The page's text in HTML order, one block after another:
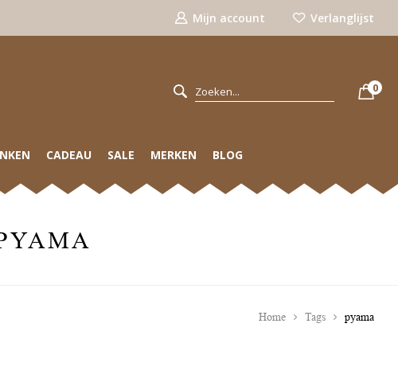
Mijn account Verlanglijst
0
CADEAU SALE MERKEN BLOG
Home Tags pyama